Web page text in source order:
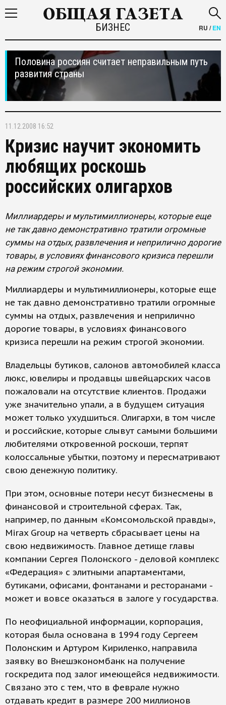
БИЗНЕС RU /EN
Половина россиян считает неправильным путь
развития страны
11.12.2008 16:52
Кризис научит экономить
любящих роскошь
российских олигархов
Миллиардеры и мультимиллионеры, которые еще
не так давно демонстративно тратили огромные
суммы на отдых, развлечения и неприлично дорогие
товары, в условиях финансового кризиса перешли
на режим строгой экономии.
Миллиардеры и мультимиллионеры, которые еще
не так давно демонстративно тратили огромные
суммы на отдых, развлечения и неприлично
дорогие товары, в условиях финансового
кризиса перешли на режим строгой экономии.
Владельцы бутиков, салонов автомобилей класса
люкс, ювелиры и продавцы швейцарских часов
пожаловали на отсутствие клиентов. Продажи
уже значительно упали, а в будущем ситуация
может только ухудшиться. Олигархи, в том числе
и российские, которые слывут самыми большими
любителями откровенной роскоши, терпят
колоссальные убытки, поэтому и пересматривают
свою денежную политику.
При этом, основные потери несут бизнесмены в
финансовой и строительной сферах. Так,
например, по данным «Комсомольской правды»,
Mirax Group на четверть сбрасывает цены на
свою недвижимость. Главное детище главы
компании Сергея Полонского - деловой комплекс
«Федерация» с элитными апартаментами,
бутиками, офисами, фонтанами и ресторанами -
может и вовсе оказаться в залоге у государства.
По неофициальной информации, корпорация,
которая была основана в 1994 году Сергеем
Полонским и Артуром Кириленко, направила
заявку во Внешэкономбанк на получение
госкредита под залог имеющейся недвижимости.
Связано это с тем, что в феврале нужно
отдавать кредит в размере 200 миллионов